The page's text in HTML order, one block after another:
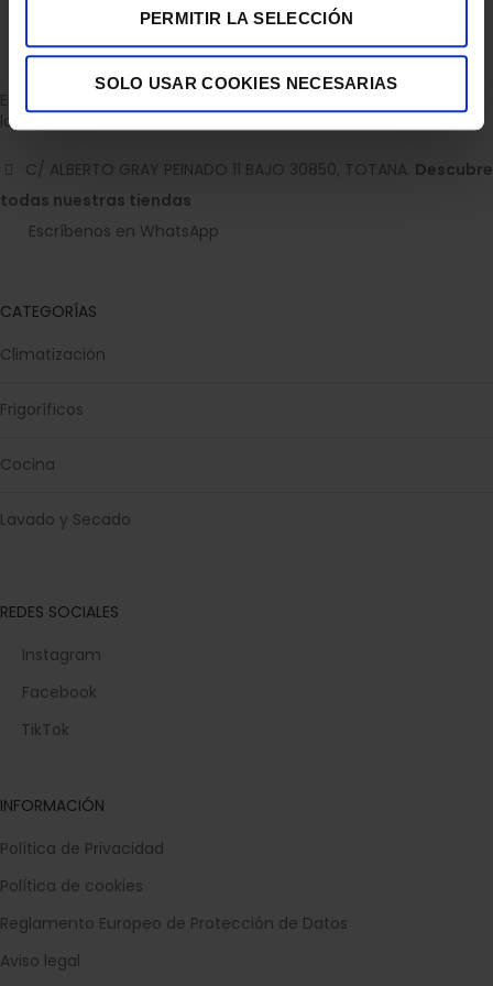
PERMITIR LA SELECCIÓN
SOLO USAR COOKIES NECESARIAS
Empresa dedicada a la venta de accesorios para el hogar con
la experiencia de 36 años.
C/ ALBERTO GRAY PEINADO 11 BAJO 30850, TOTANA. Descubre
todas nuestras tiendas
Escríbenos en WhatsApp
CATEGORÍAS
Climatización
Frigoríficos
Cocina
Lavado y Secado
REDES SOCIALES
Instagram
Facebook
TikTok
INFORMACIÓN
Política de Privacidad
Política de cookies
Reglamento Europeo de Protección de Datos
Aviso legal